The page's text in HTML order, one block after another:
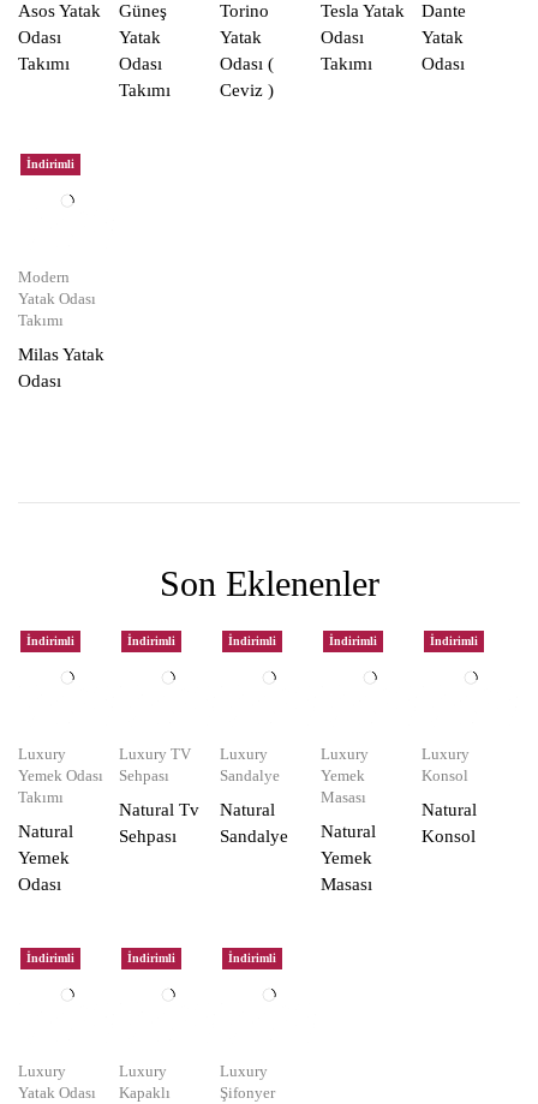
Asos Yatak
Odası
Takımı
Güneş
Yatak
Odası
Takımı
Torino
Yatak
Odası (
Ceviz )
Tesla Yatak
Odası
Takımı
Dante
Yatak
Odası
İndirimli
Modern
Yatak Odası
Takımı
Milas Yatak
Odası
Son Eklenenler
İndirimli
Luxury
Yemek Odası
Takımı
Natural
Yemek
Odası
İndirimli
Luxury TV
Sehpası
Natural Tv
Sehpası
İndirimli
Luxury
Sandalye
Natural
Sandalye
İndirimli
Luxury
Yemek
Masası
Natural
Yemek
Masası
İndirimli
Luxury
Konsol
Natural
Konsol
İndirimli
Luxury
Yatak Odası
İndirimli
Luxury
Kapaklı
İndirimli
Luxury
Şifonyer